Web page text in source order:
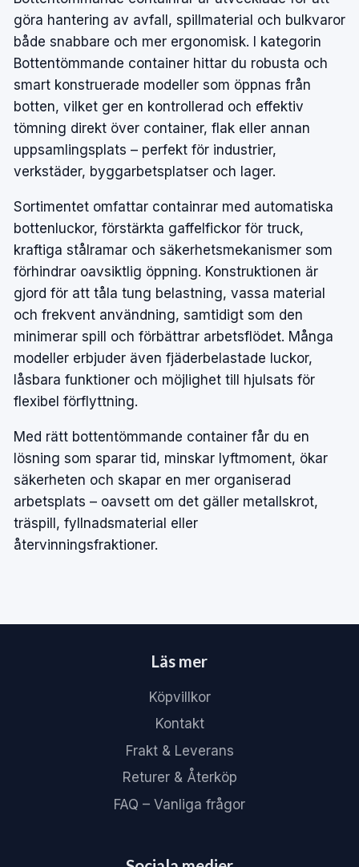
göra hantering av avfall, spillmaterial och bulkvaror
både snabbare och mer ergonomisk. I kategorin
Bottentömmande container hittar du robusta och
smart konstruerade modeller som öppnas från
botten, vilket ger en kontrollerad och effektiv
tömning direkt över container, flak eller annan
uppsamlingsplats – perfekt för industrier,
verkstäder, byggarbetsplatser och lager.
Sortimentet omfattar containrar med automatiska
bottenluckor, förstärkta gaffelfickor för truck,
kraftiga stålramar och säkerhetsmekanismer som
förhindrar oavsiktlig öppning. Konstruktionen är
gjord för att tåla tung belastning, vassa material
och frekvent användning, samtidigt som den
minimerar spill och förbättrar arbetsflödet. Många
modeller erbjuder även fjäderbelastade luckor,
låsbara funktioner och möjlighet till hjulsats för
flexibel förflyttning.
Med rätt bottentömmande container får du en
lösning som sparar tid, minskar lyftmoment, ökar
säkerheten och skapar en mer organiserad
arbetsplats – oavsett om det gäller metallskrot,
träspill, fyllnadsmaterial eller
återvinningsfraktioner.
Läs mer
Köpvillkor
Kontakt
Frakt & Leverans
Returer & Återköp
FAQ – Vanliga frågor